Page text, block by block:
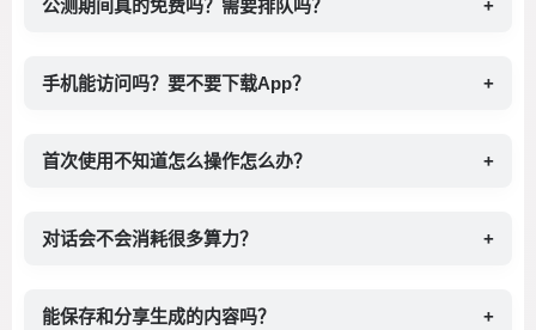
公测期间真的免费吗？需要排队吗？ +
手机能访问吗？要不要下载App？ +
首次使用不知道怎么操作怎么办？ +
对话会不会消耗很多算力？ +
能保存和分享生成的内容吗？ +